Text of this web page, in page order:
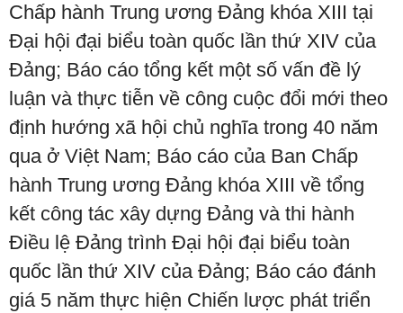
Chấp hành Trung ương Đảng khóa XIII tại
Đại hội đại biểu toàn quốc lần thứ XIV của
Đảng; Báo cáo tổng kết một số vấn đề lý
luận và thực tiễn về công cuộc đổi mới theo
định hướng xã hội chủ nghĩa trong 40 năm
qua ở Việt Nam; Báo cáo của Ban Chấp
hành Trung ương Đảng khóa XIII về tổng
kết công tác xây dựng Đảng và thi hành
Điều lệ Đảng trình Đại hội đại biểu toàn
quốc lần thứ XIV của Đảng; Báo cáo đánh
giá 5 năm thực hiện Chiến lược phát triển